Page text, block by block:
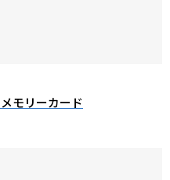
モリーカード